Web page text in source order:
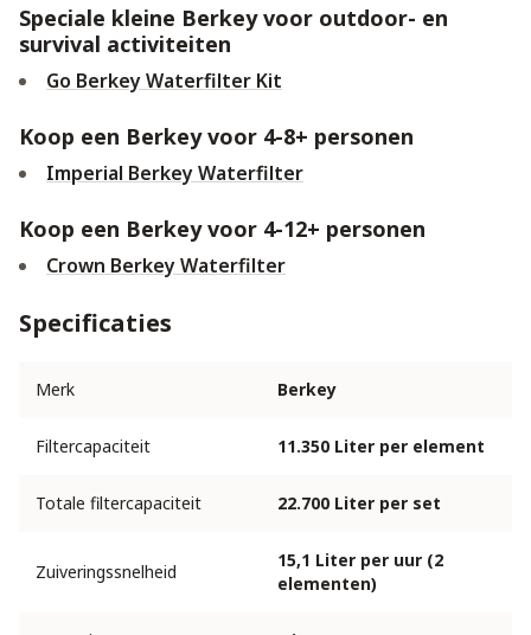
Speciale kleine Berkey voor outdoor- en
survival activiteiten
Go Berkey Waterfilter Kit
Koop een Berkey voor 4-8+ personen
Imperial Berkey Waterfilter
Koop een Berkey voor 4-12+ personen
Crown Berkey Waterfilter
Specificaties
Merk Berkey
Filtercapaciteit 11.350 Liter per element
Totale filtercapaciteit 22.700 Liter per set
Zuiveringssnelheid
15,1 Liter per uur (2
elementen)